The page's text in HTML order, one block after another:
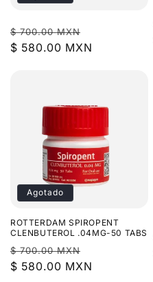
Precio
habitual
$ 700.00 MXN
de
$ 580.00 MXN
Agotado
ROTTERDAM SPIROPENT
CLENBUTEROL .04MG-50 TABS
Precio
habitual
$ 700.00 MXN
de
$ 580.00 MXN